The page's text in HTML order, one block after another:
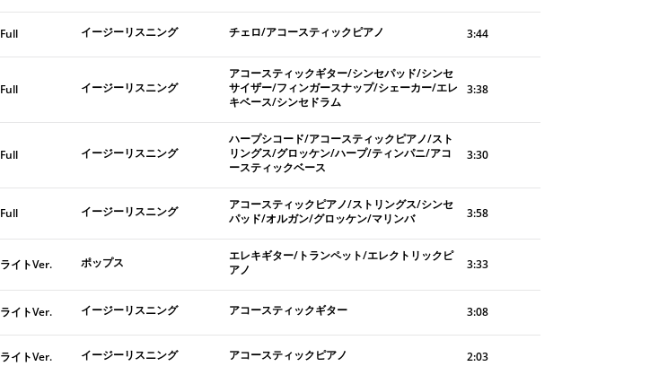
Full イージーリスニング チェロ/アコースティックピアノ 3:44
Full イージーリスニング
アコースティックギター/シンセパッド/シンセ
サイザー/フィンガースナップ/シェーカー/エレ
キベース/シンセドラム
3:38
Full イージーリスニング
ハープシコード/アコースティックピアノ/スト
リングス/グロッケン/ハープ/ティンパニ/アコ
ースティックベース
3:30
Full イージーリスニング
アコースティックピアノ/ストリングス/シンセ
パッド/オルガン/グロッケン/マリンバ
3:58
ライトVer. ポップス
エレキギター/トランペット/エレクトリックピ
アノ
3:33
ライトVer. イージーリスニング アコースティックギター 3:08
ライトVer. イージーリスニング アコースティックピアノ 2:03